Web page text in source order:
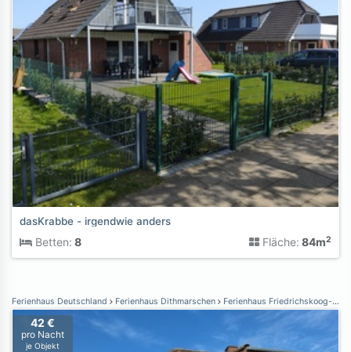
dasKrabbe - irgendwie anders
Betten: 8 Fläche: 84m2
Ferienhaus Deutschland Ferienhaus Dithmarschen Ferienhaus Friedrichskoog-Spitze
42 €
pro Nacht
je Objekt